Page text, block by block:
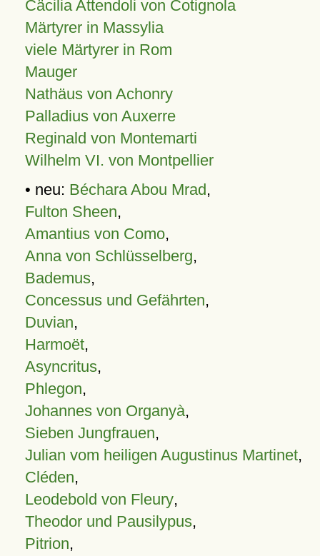
Cäcilia Attendoli von Cotignola
Märtyrer in Massylia
viele Märtyrer in Rom
Mauger
Nathäus von Achonry
Palladius von Auxerre
Reginald von Montemarti
Wilhelm VI. von Montpellier
• neu: Béchara Abou Mrad,
Fulton Sheen,
Amantius von Como,
Anna von Schlüsselberg,
Bademus,
Concessus und Gefährten,
Duvian,
Harmoët,
Asyncritus,
Phlegon,
Johannes von Organyà,
Sieben Jungfrauen,
Julian vom heiligen Augustinus Martinet,
Cléden,
Leodebold von Fleury,
Theodor und Pausilypus,
Pitrion,